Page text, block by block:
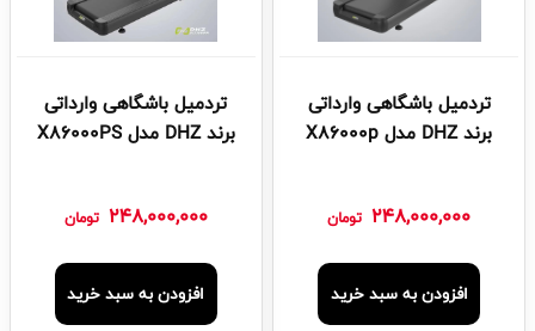
تردمیل باشگاهی وارداتی
برند DHZ مدل X86000p
248,000,000 تومان
افزودن به سبد خرید
تردمیل باشگاهی وارداتی
برند DHZ مدل X86000PS
248,000,000 تومان
افزودن به سبد خرید